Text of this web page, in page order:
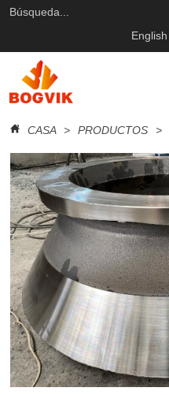
English
CASA > PRODUCTOS >